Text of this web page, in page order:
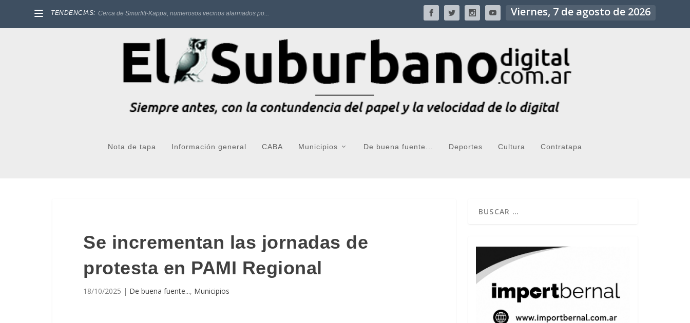
TENDENCIAS: Cerca de Smurfitt-Kappa, numerosos vecinos alarmados po... Viernes, 7 de agosto de 2026
Nota de tapa Información general CABA Municipios De buena fuente... Deportes Cultura Contratapa
Se incrementan las jornadas de
protesta en PAMI Regional
18/10/2025 | De buena fuente..., Municipios